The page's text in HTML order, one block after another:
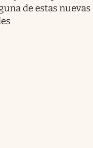
de estas nuevas